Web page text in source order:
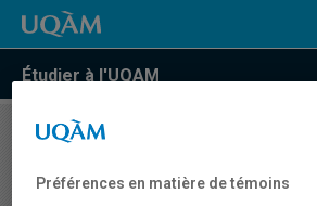
Étudier à l'UQAM
COURS//
utilisateur (UX) comme levier
Préférences en matière de témoins